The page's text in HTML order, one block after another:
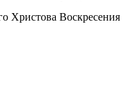
Христова Воскресения